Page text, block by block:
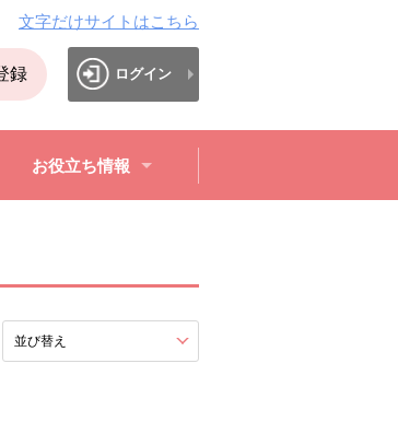
文字だけサイトはこちら
録 ログイン
お役立ち情報
並び替え